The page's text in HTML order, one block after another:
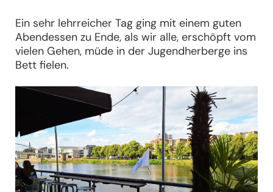
Ein sehr lehrreicher Tag ging mit einem guten
Abendessen zu Ende, als wir alle, erschöpft vom
vielen Gehen, müde in der Jugendherberge ins
Bett fielen.